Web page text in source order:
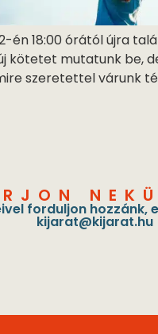
én 18:00 órától újra
kötetet mutatunk be,
szeretettel várunk
forduljon hozzánk,
kijarat@kijarat.hu